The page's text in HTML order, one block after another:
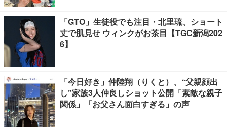
「GTO」生徒役でも注目・北里琉、ショート
丈で肌見せ ウィンクがお茶目【TGC新潟202
6】
「今日好き」仲陸翔（りくと）、“父親顔出
し”家族3人仲良しショット公開「素敵な親子
関係」「お父さん面白すぎる」の声